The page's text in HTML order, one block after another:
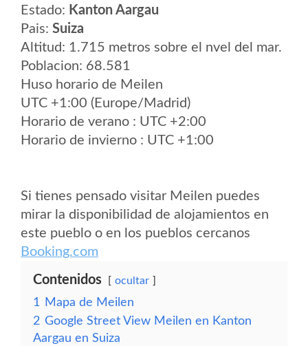
Estado: Kanton Aargau
Pais: Suiza
Altitud: 1.715 metros sobre el nvel del mar.
Poblacion: 68.581
Huso horario de Meilen
UTC +1:00 (Europe/Madrid)
Horario de verano : UTC +2:00
Horario de invierno : UTC +1:00
Si tienes pensado visitar Meilen puedes
mirar la disponibilidad de alojamientos en
este pueblo o en los pueblos cercanos
Booking.com
Contenidos ocultar
1
Mapa de Meilen
2 Google Street View Meilen en Kanton
Aargau en Suiza